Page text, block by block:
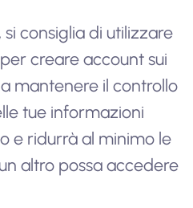
consiglia di utilizzare
creare account sui
mantenere il controllo
tue informazioni
e ridurrà al minimo le
altro possa accedere